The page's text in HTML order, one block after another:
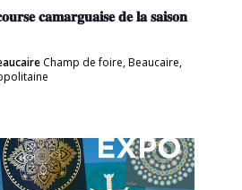
𝐜𝐚𝐦𝐚𝐫𝐠𝐮𝐚𝐢𝐬𝐞 𝐝𝐞 𝐥𝐚 𝐬𝐚𝐢𝐬𝐨𝐧
Champ de foire, Beaucaire,